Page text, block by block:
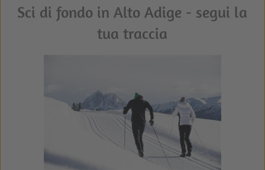
Sci di fondo in Alto Adige - segui la
tua traccia